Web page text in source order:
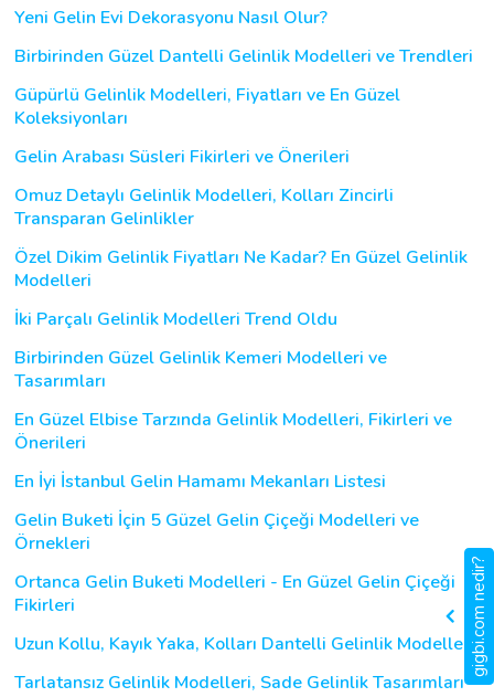
Yeni Gelin Evi Dekorasyonu Nasıl Olur?
Birbirinden Güzel Dantelli Gelinlik Modelleri ve Trendleri
Güpürlü Gelinlik Modelleri, Fiyatları ve En Güzel
Koleksiyonları
Gelin Arabası Süsleri Fikirleri ve Önerileri
Omuz Detaylı Gelinlik Modelleri, Kolları Zincirli
Transparan Gelinlikler
Özel Dikim Gelinlik Fiyatları Ne Kadar? En Güzel Gelinlik
Modelleri
İki Parçalı Gelinlik Modelleri Trend Oldu
Birbirinden Güzel Gelinlik Kemeri Modelleri ve
Tasarımları
En Güzel Elbise Tarzında Gelinlik Modelleri, Fikirleri ve
Önerileri
En İyi İstanbul Gelin Hamamı Mekanları Listesi
Gelin Buketi İçin 5 Güzel Gelin Çiçeği Modelleri ve
Örnekleri
Ortanca Gelin Buketi Modelleri - En Güzel Gelin Çiçeği
Fikirleri
Uzun Kollu, Kayık Yaka, Kolları Dantelli Gelinlik Modelleri
Tarlatansız Gelinlik Modelleri, Sade Gelinlik Tasarımları
gigbi.com nedir?